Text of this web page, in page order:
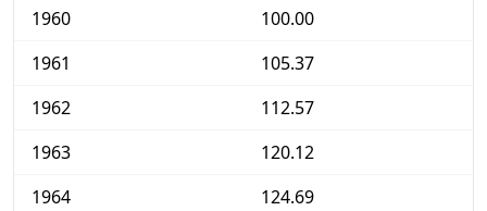
1960
100.00
1961
105.37
1962
112.57
1963
120.12
1964
124.69